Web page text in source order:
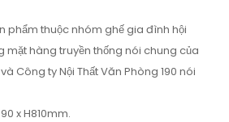
phẩm thuộc nhóm ghế gia đình hội
hàng truyền thống nói chung của
Công ty Nội Thất Văn Phòng 190 nói
x H810mm.